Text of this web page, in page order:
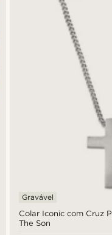
Colar Iconic com Cruz
The Son
Gravável